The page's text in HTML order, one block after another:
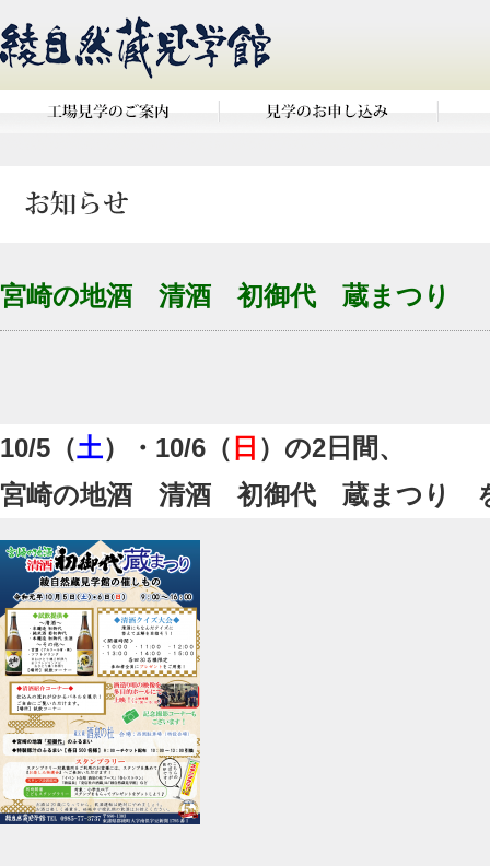
宮崎の地酒 清酒 初御代 蔵まつり
10/5（土）・10/6（ 日 ）の2日間、
宮崎の地酒 清酒 初御代 蔵まつり